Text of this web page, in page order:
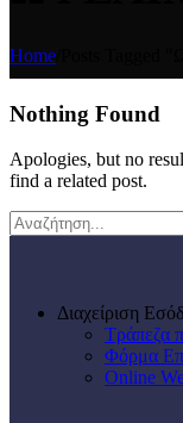
Home
Nothing Found
Apologies, but no
find a related post.
Διαχείριση
Τράπεζα
Φόρμα
Online